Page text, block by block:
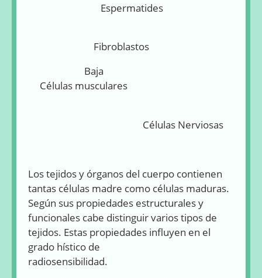
Espermatides
Fibroblastos
Baja
Células musculares
Células Nerviosas
Los tejidos y órganos del cuerpo contienen
tantas células madre como células maduras.
Según sus propiedades estructurales y
funcionales cabe distinguir varios tipos de
tejidos. Estas propiedades influyen en el
grado hístico de
radiosensibilidad.